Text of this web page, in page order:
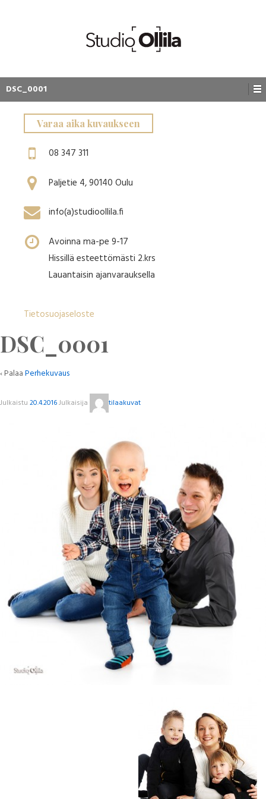
DSC_0001
Varaa aika kuvaukseen
08 347 311
Paljetie 4, 90140 Oulu
info(a)studioollila.fi
Avoinna ma-pe 9-17
Hissillä esteettömästi 2.krs
Lauantaisin ajanvarauksella
Tietosuojaseloste
DSC_0001
‹ PalaaPerhekuvaus
Julkaistu 20.4.2016Julkaisija tilaakuvat